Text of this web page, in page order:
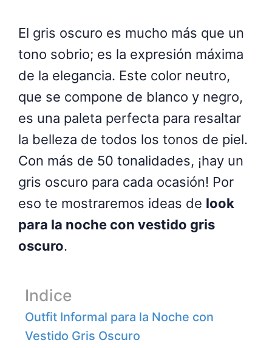
El gris oscuro es mucho más que un
tono sobrio; es la expresión máxima
de la elegancia. Este color neutro,
que se compone de blanco y negro,
es una paleta perfecta para resaltar
la belleza de todos los tonos de piel.
Con más de 50 tonalidades, ¡hay un
gris oscuro para cada ocasión! Por
eso te mostraremos ideas de look
para la noche con vestido gris
oscuro.
Indice
Outfit Informal para la Noche con
Vestido Gris Oscuro